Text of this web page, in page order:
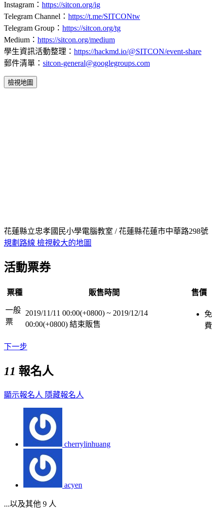
Instagram： https://sitcon.org/ig
Telegram Channel： https://t.me/SITCONtw
Telegram Group： https://sitcon.org/tg
Medium： https://sitcon.org/medium
學生資訊活動整理： https://hackmd.io/@SITCON/event-share
郵件清單： sitcon-general@googlegroups.com
檢視地圖
花蓮縣立忠孝國民小學電腦教室 / 花蓮縣花蓮市中華路298號
規劃路線 檢視較大的地圖
活動票券
票種 販售時間 售價
一般
票
2019/11/11 00:00(+0800) ~ 2019/12/14
00:00(+0800) 結束販售
免
費
下一步
11 報名人
顯示報名人 隱藏報名人
cherrylinhuang
acyen
...以及其他 9 人